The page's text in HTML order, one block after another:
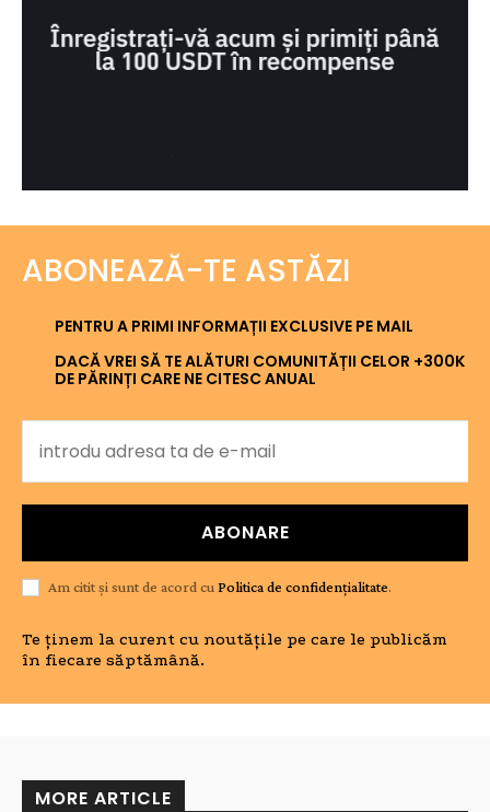
ABONEAZĂ-TE ASTĂZI
PENTRU A PRIMI INFORMAȚII EXCLUSIVE PE MAIL
DACĂ VREI SĂ TE ALĂTURI COMUNITĂȚII CELOR +300K
DE PĂRINȚI CARE NE CITESC ANUAL
ABONARE
Am citit și sunt de acord cuPolitica de confidențialitate.
Te ținem la curent cu noutățile pe care le publicăm
în fiecare săptămână.
MORE ARTICLE